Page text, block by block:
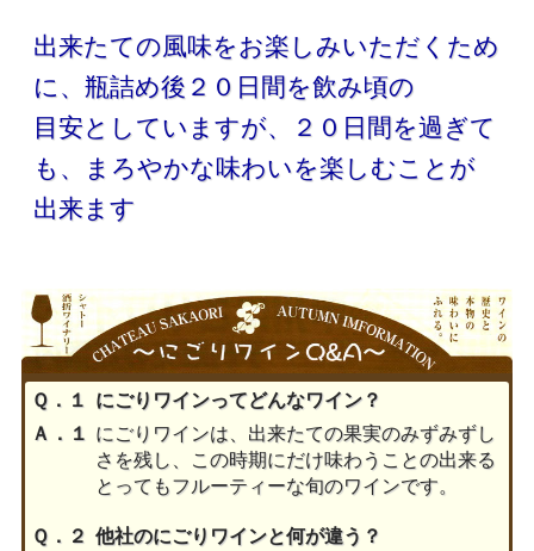
出来たての風味をお楽しみいただくため
に、瓶詰め後２０日間を飲み頃の
目安としていますが、２０日間を過ぎて
も、まろやかな味わいを楽しむことが
出来ます
Ｑ．１
にごりワインってどんなワイン？
Ａ．１ にごりワインは、出来たての果実のみずみずし
さを残し、この時期にだけ味わうことの出来る
とってもフルーティーな旬のワインです。
Ｑ．２ 他社のにごりワインと何が違う？